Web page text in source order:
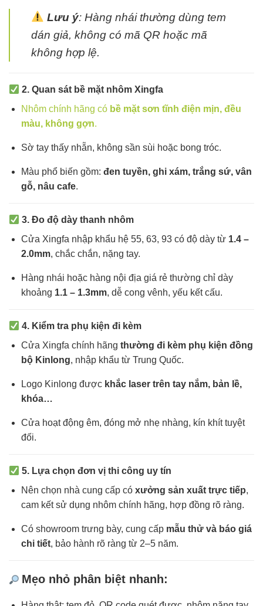
Lưu ý: Hàng nhái thường dùng tem
dán giả, không có mã QR hoặc mã
không hợp lệ.
2. Quan sát bề mặt nhôm Xingfa
Nhôm chính hãng có bề mặt sơn tĩnh điện mịn, đều
màu, không gợn.
Sờ tay thấy nhẵn, không sần sùi hoặc bong tróc.
Màu phổ biến gồm: đen tuyền, ghi xám, trắng sứ, vân
gỗ, nâu cafe.
3. Đo độ dày thanh nhôm
Cửa Xingfa nhập khẩu hệ 55, 63, 93 có độ dày từ 1.4 –
2.0mm, chắc chắn, nặng tay.
Hàng nhái hoặc hàng nội địa giá rẻ thường chỉ dày
khoảng 1.1 – 1.3mm, dễ cong vênh, yếu kết cấu.
4. Kiểm tra phụ kiện đi kèm
Cửa Xingfa chính hãng thường đi kèm phụ kiện đồng
bộ Kinlong, nhập khẩu từ Trung Quốc.
Logo Kinlong được khắc laser trên tay nắm, bản lề,
khóa…
Cửa hoạt động êm, đóng mở nhẹ nhàng, kín khít tuyệt
đối.
5. Lựa chọn đơn vị thi công uy tín
Nên chọn nhà cung cấp có xưởng sản xuất trực tiếp,
cam kết sử dụng nhôm chính hãng, hợp đồng rõ ràng.
Có showroom trưng bày, cung cấp mẫu thử và báo giá
chi tiết, bảo hành rõ ràng từ 2–5 năm.
Mẹo nhỏ phân biệt nhanh: